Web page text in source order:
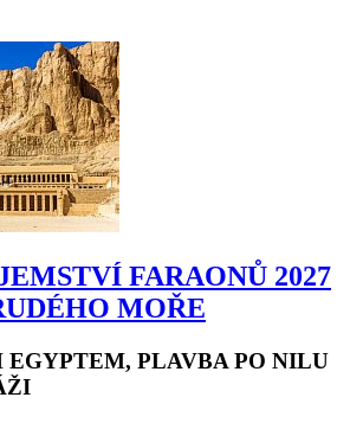
FARAONŮ 2027
MOŘE
PLAVBA PO NILU